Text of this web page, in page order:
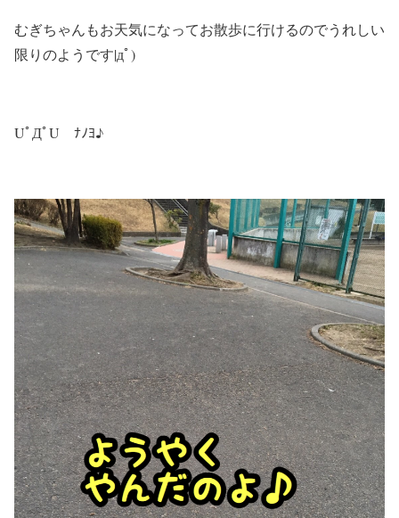
むぎちゃんもお天気になってお散歩に行けるのでうれしい
限りのようです|дﾟ)
UﾟДﾟU ﾅﾉﾖ♪